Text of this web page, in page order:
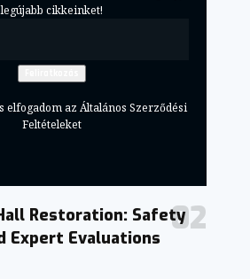
legújabb cikkeinket!
elfogadom az Általános Szerződési
Feltételeket
Restoration: Safety
Expert Evaluations